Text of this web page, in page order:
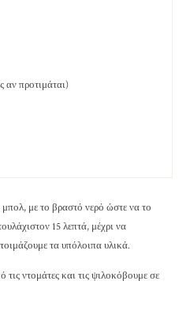
αν προτιμάται)
με το βραστό νερό ώστε να το
15 λεπτά, μέχρι να
τα υπόλοιπα υλικά.
ντομάτες και τις ψιλοκόβουμε σε